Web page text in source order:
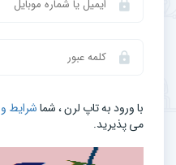
با ورود به تاپ لرن ، شماشرایط
می‌ پذیرید.